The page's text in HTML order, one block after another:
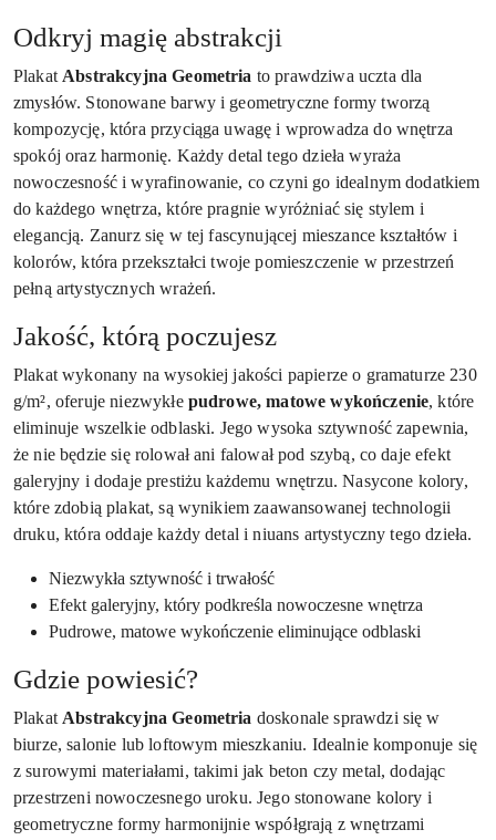
Odkryj magię abstrakcji
Plakat Abstrakcyjna Geometria to prawdziwa uczta dla
zmysłów. Stonowane barwy i geometryczne formy tworzą
kompozycję, która przyciąga uwagę i wprowadza do wnętrza
spokój oraz harmonię. Każdy detal tego dzieła wyraża
nowoczesność i wyrafinowanie, co czyni go idealnym dodatkiem
do każdego wnętrza, które pragnie wyróżniać się stylem i
elegancją. Zanurz się w tej fascynującej mieszance kształtów i
kolorów, która przekształci twoje pomieszczenie w przestrzeń
pełną artystycznych wrażeń.
Jakość, którą poczujesz
Plakat wykonany na wysokiej jakości papierze o gramaturze 230
g/m², oferuje niezwykłe pudrowe, matowe wykończenie, które
eliminuje wszelkie odblaski. Jego wysoka sztywność zapewnia,
że nie będzie się rolował ani falował pod szybą, co daje efekt
galeryjny i dodaje prestiżu każdemu wnętrzu. Nasycone kolory,
które zdobią plakat, są wynikiem zaawansowanej technologii
druku, która oddaje każdy detal i niuans artystyczny tego dzieła.
Niezwykła sztywność i trwałość
Efekt galeryjny, który podkreśla nowoczesne wnętrza
Pudrowe, matowe wykończenie eliminujące odblaski
Gdzie powiesić?
Plakat Abstrakcyjna Geometria doskonale sprawdzi się w
biurze, salonie lub loftowym mieszkaniu. Idealnie komponuje się
z surowymi materiałami, takimi jak beton czy metal, dodając
przestrzeni nowoczesnego uroku. Jego stonowane kolory i
geometryczne formy harmonijnie współgrają z wnętrzami